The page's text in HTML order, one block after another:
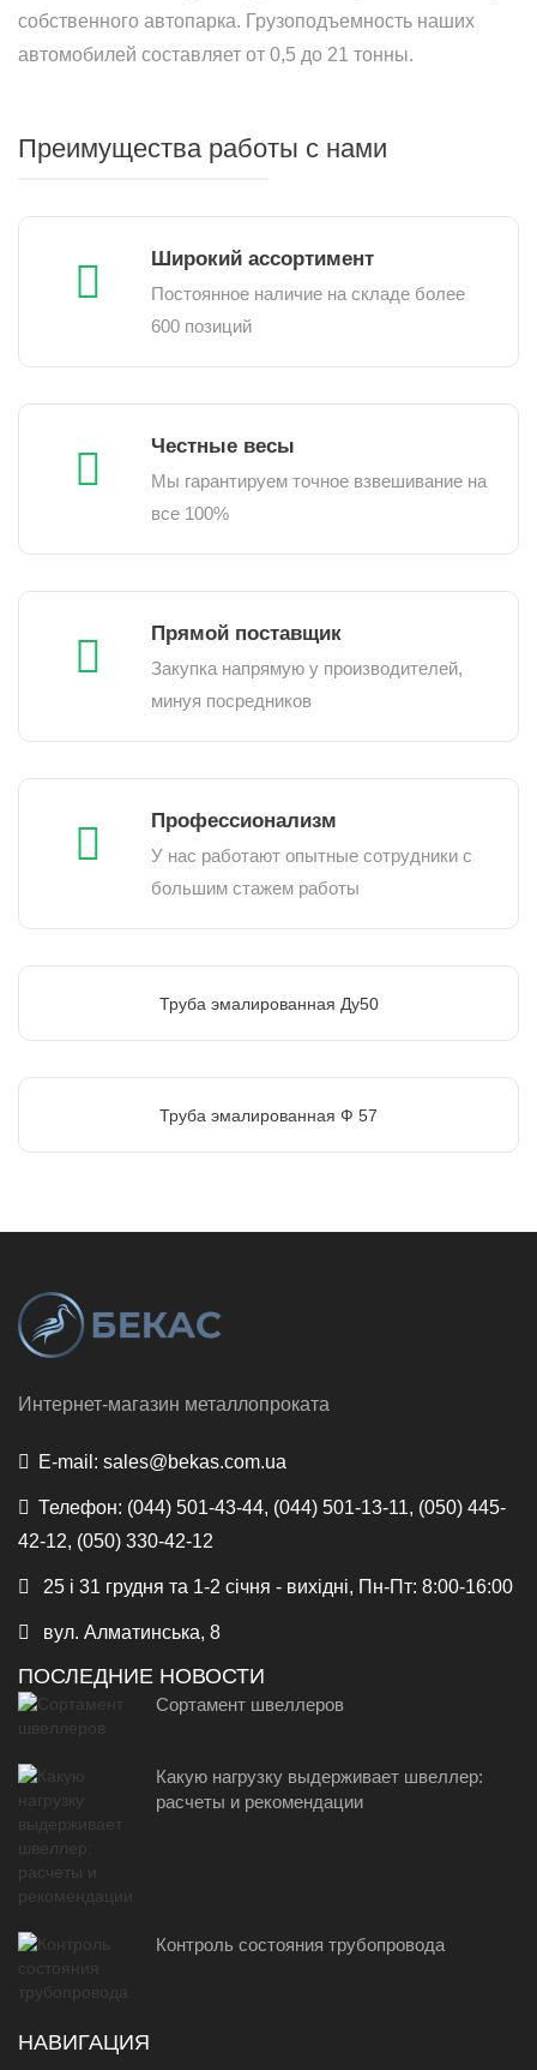
собственного автопарка. Грузоподъемность наших
автомобилей составляет от 0,5 до 21 тонны.
Преимущества работы с нами
Широкий ассортимент
Постоянное наличие на складе более
600 позиций
Честные весы
Мы гарантируем точное взвешивание на
все 100%
Прямой поставщик
Закупка напрямую у производителей,
минуя посредников
Профессионализм
У нас работают опытные сотрудники с
большим стажем работы
Труба эмалированная Ду50
Труба эмалированная Ф 57
Интернет-магазин металлопроката
E-mail: sales@bekas.com.ua
Телефон: (044) 501-43-44, (044) 501-13-11, (050) 445-
42-12, (050) 330-42-12
25 і 31 грудня та 1-2 січня - вихідні, Пн-Пт: 8:00-16:00
вул. Алматинська, 8
ПОСЛЕДНИЕ НОВОСТИ
Сортамент швеллеров
Какую нагрузку выдерживает швеллер:
расчеты и рекомендации
Контроль состояния трубопровода
НАВИГАЦИЯ